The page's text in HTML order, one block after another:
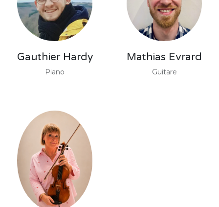
Gauthier Hardy
Piano
Mathias Evrard
Guitare